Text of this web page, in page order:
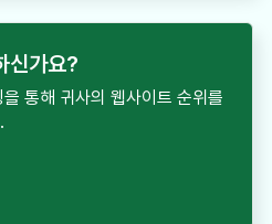
신가요?
통해 귀사의 웹사이트 순위를